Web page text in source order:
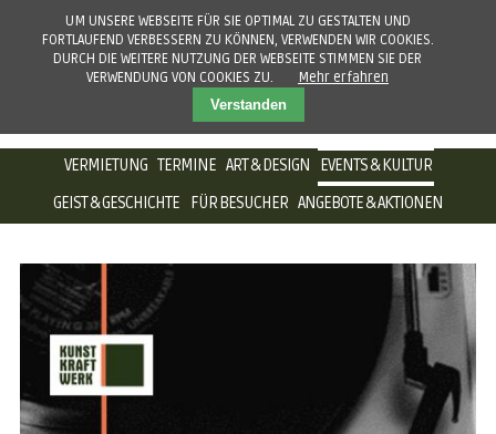
NAVIGATION
ÜBERSPRINGEN
VERMIETUNG TERMINE ART & DESIGN
EVENTS & KULTUR
GEIST & GESCHICHTE
FÜR BESUCHER ANGEBOTE & AKTIONEN
UM UNSERE WEBSEITE FÜR SIE OPTIMAL ZU GESTALTEN UND
FORTLAUFEND VERBESSERN ZU KÖNNEN, VERWENDEN WIR COOKIES.
DURCH DIE WEITERE NUTZUNG DER WEBSEITE STIMMEN SIE DER
VERWENDUNG VON COOKIES ZU.
Mehr erfahren
Verstanden